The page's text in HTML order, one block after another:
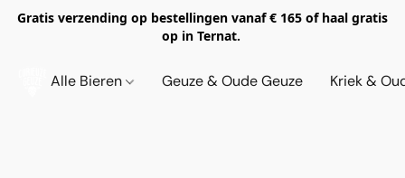
Gratis verzending op bestellingen vanaf € 165 of haal gratis
op in Ternat.
Alle Bieren Geuze & Oude Geuze Kriek &